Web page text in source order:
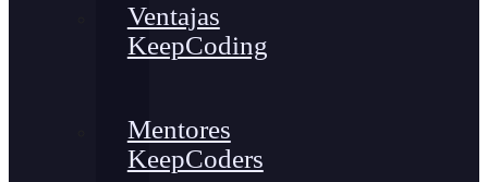
Ventajas
KeepCoding
Mentores
KeepCoders